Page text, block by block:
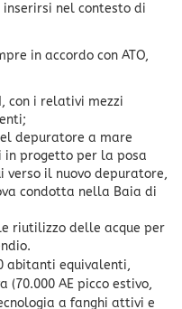
inserirsi nel contesto di
in accordo con ATO,
con i relativi mezzi
depuratore a mare
in progetto per la posa
il nuovo depuratore,
condotta nella Baia di
riutilizzo delle acque per
abitanti equivalenti,
AE picco estivo,
a fanghi attivi e